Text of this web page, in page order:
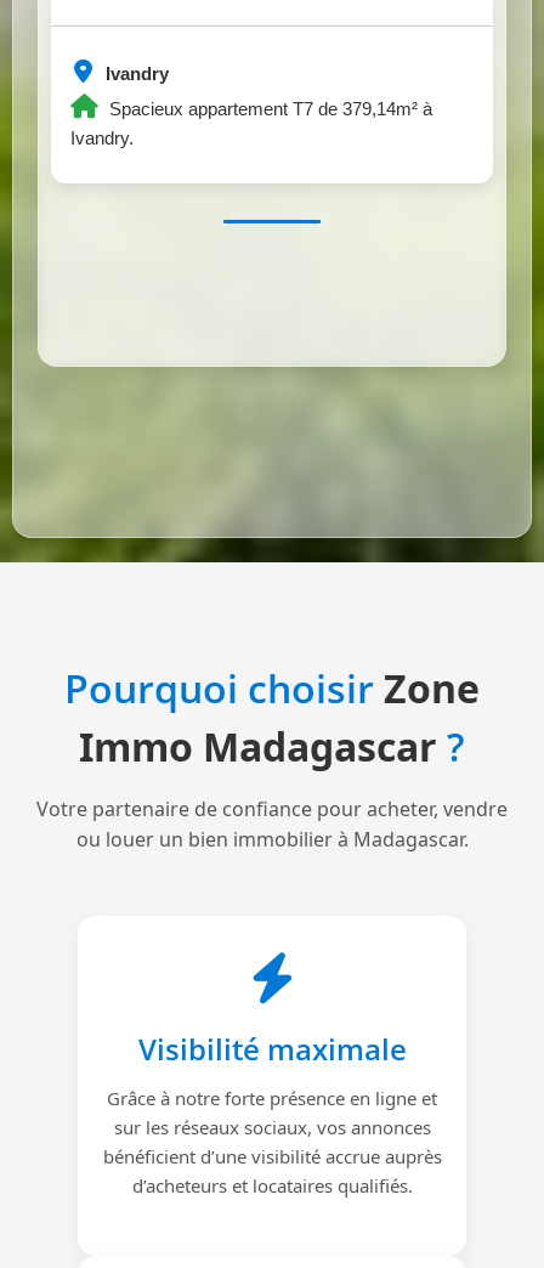
Ivandry
Spacieux appartement T7 de 379,14m² à
Ivandry.
Pourquoi choisirZone
Immo Madagascar ?
Votre partenaire de confiance pour acheter, vendre
ou louer un bien immobilier à Madagascar.
Visibilité maximale
Grâce à notre forte présence en ligne et
sur les réseaux sociaux, vos annonces
bénéficient d’une visibilité accrue auprès
d’acheteurs et locataires qualifiés.